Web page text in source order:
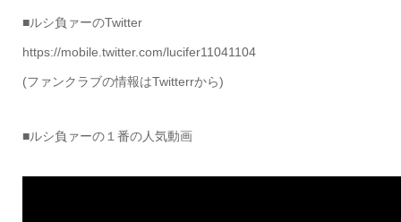
■ルシ負ァーのTwitter
https://mobile.twitter.com/lucifer11041104
(ファンクラブの情報はTwitterrから)
■ルシ負ァーの１番の人気動画